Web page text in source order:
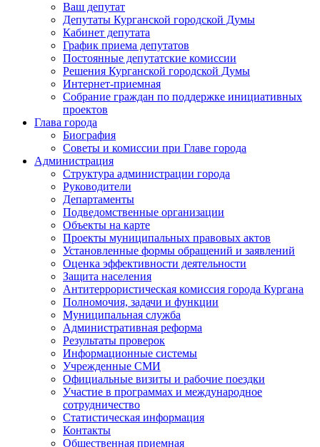
Ваш депутат
Депутаты Курганской городской Думы
Кабинет депутата
График приема депутатов
Постоянные депутатские комиссии
Решения Курганской городской Думы
Интернет-приемная
Собрание граждан по поддержке инициативных
проектов
Глава города
Биография
Советы и комиссии при Главе города
Администрация
Структура администрации города
Руководители
Департаменты
Подведомственные организации
Объекты на карте
Проекты муниципальных правовых актов
Установленные формы обращений и заявлений
Оценка эффективности деятельности
Защита населения
Антитеррористическая комиссия города Кургана
Полномочия, задачи и функции
Муниципальная служба
Административная реформа
Результаты проверок
Информационные системы
Учрежденные СМИ
Официальные визиты и рабочие поездки
Участие в программах и международное
сотрудничество
Статистическая информация
Контакты
Общественная приемная